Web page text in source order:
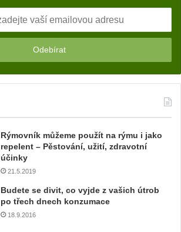
Rýmovník můžeme použít na rýmu i jako
repelent – Pěstování, užití, zdravotní
účinky
21.5.2019
Budete se divit, co vyjde z vašich útrob
po třech dnech konzumace
18.9.2016